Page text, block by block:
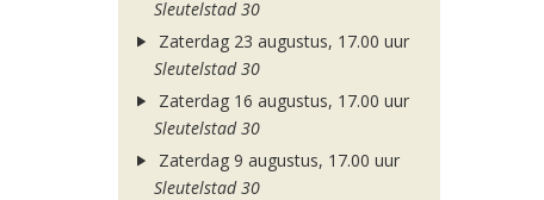
Sleutelstad 30
Zaterdag 23 augustus, 17.00 uur
Sleutelstad 30
Zaterdag 16 augustus, 17.00 uur
Sleutelstad 30
Zaterdag 9 augustus, 17.00 uur
Sleutelstad 30